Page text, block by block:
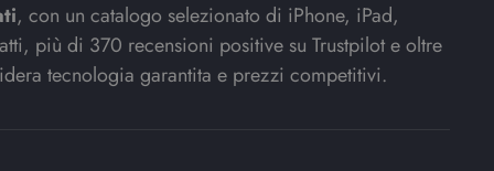
, con un catalogo selezionato di iPhone, iPad,
più di 370 recensioni positive su Trustpilot e oltre
tecnologia garantita e prezzi competitivi.